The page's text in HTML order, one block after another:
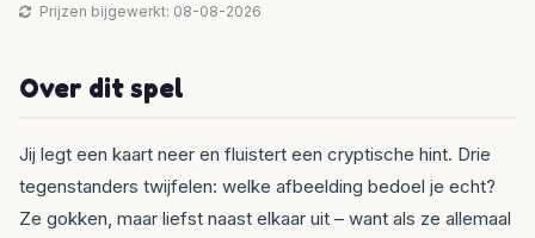
Prijzen bijgewerkt: 08-08-2026
Over dit spel
Jij legt een kaart neer en fluistert een cryptische hint. Drie
tegenstanders twijfelen: welke afbeelding bedoel je echt?
Ze gokken, maar liefst naast elkaar uit – want als ze allemaal